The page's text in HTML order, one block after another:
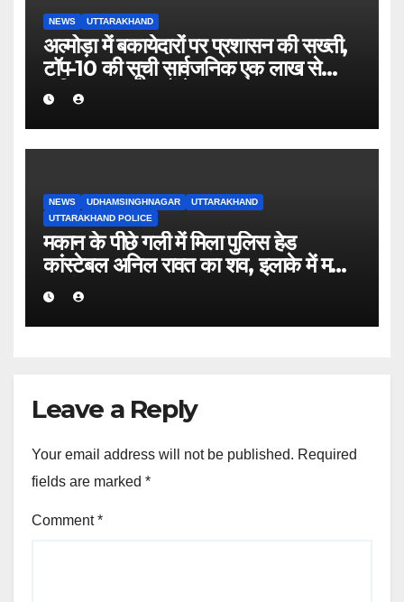
NEWS UTTARAKHAND
अल्मोड़ा में बकायेदारों पर प्रशासन की सख्ती,
टॉप-10 की सूची सार्वजनिक एक लाख से
अधिक बकाया वालों के नाम-पते चस्पा, राजस्व
वसूली अभियान तेज
NEWS UDHAMSINGHNAGAR
UTTARAKHAND
UTTARAKHAND POLICE
मकान के पीछे गली में मिला पुलिस हेड
कांस्टेबल अनिल रावत का शव, इलाके में मचा
हड़कंप।
Leave a Reply
Your email address will not be published. Required
fields are marked *
Comment*